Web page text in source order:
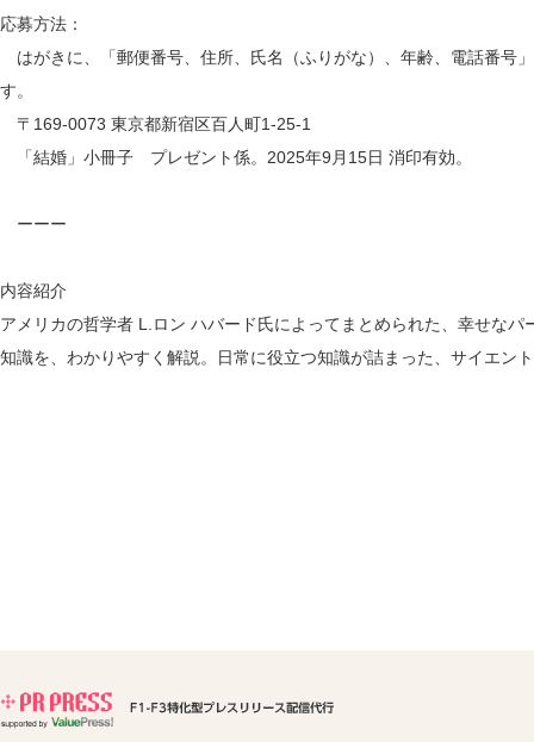
応募方法：
はがきに、「郵便番号、住所、氏名（ふりがな）、年齢、電話番号
す。
〒169-0073 東京都新宿区百人町1-25-1
「結婚」小冊子 プレゼント係。2025年9月15日 消印有効。
ーーー
内容紹介
アメリカの哲学者 L.ロン ハバード氏によってまとめられた、幸せな
知識を、わかりやすく解説。日常に役立つ知識が詰まった、サイエン